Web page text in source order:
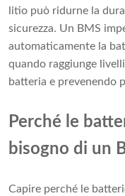
litio può ridurne la
sicurezza. Un BMS
automaticamente la
quando raggiunge
batteria e prevenendo
Perché le
bisogno di un
Capire perché le